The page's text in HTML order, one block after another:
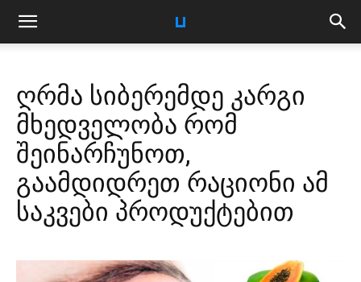
ღრმა სიბერემდე კარგი
მხედველობა რომ
შეინარჩუნოთ,
გაამდიდრეთ რაციონი ამ
საკვები პროდუქტებით